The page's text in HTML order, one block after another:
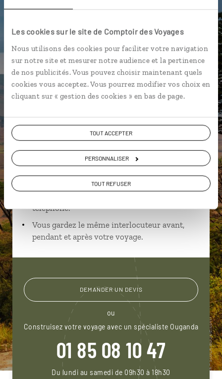
Les cookies sur le site de Comptoir des Voyages
Nous utilisons des cookies pour faciliter votre navigation
sur notre site et mesurer notre audience et la pertinence
de nos publicités. Vous pouvez choisir maintenant quels
cookies vous acceptez. Vous pourrez modifier vos choix en
cliquant sur « gestion des cookies » en bas de page.
TOUT ACCEPTER
PERSONNALISER
TOUT REFUSER
Lac Mburo National Park Lake Edouard
Murchinson Falls National Park Entebbe
Lake George Queen Elizabeth National Park
Ils sauront organiser votre itinéraire au plus
près de vos envies et de la réalité du pays.
Échangez en face à face ou depuis nos studios
téléphone.
Vous gardez le même interlocuteur avant,
pendant et après votre voyage.
DEMANDER UN DEVIS
ou
Construisez votre voyage avec un spécialiste Ouganda
01 85 08 10 47
Du lundi au samedi de 09h30 à 18h30